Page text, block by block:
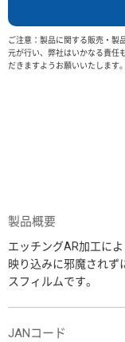
ご注意：製品に関する販売・製
元が行い、弊社はいかなる責任
だきますようお願いいたします。
製品概要
エッチングAR加工に
映り込みに邪魔されず
スフィルムです。
JANコード